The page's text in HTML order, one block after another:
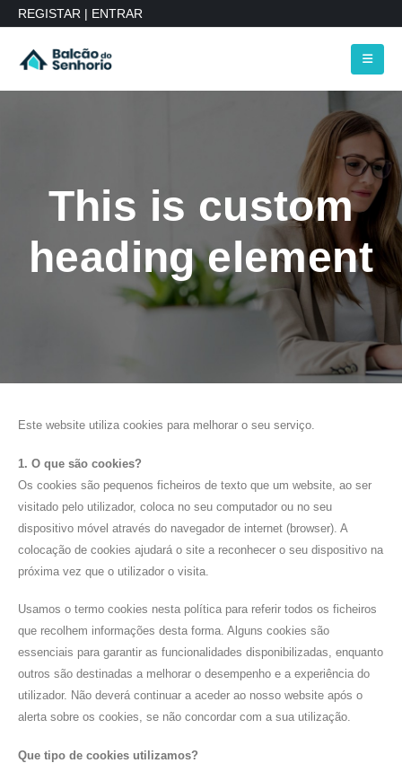
REGISTAR | ENTRAR
This is custom
heading element
Este website utiliza cookies para melhorar o seu serviço.
1. O que são cookies?
Os cookies são pequenos ficheiros de texto que um website, ao ser
visitado pelo utilizador, coloca no seu computador ou no seu
dispositivo móvel através do navegador de internet (browser). A
colocação de cookies ajudará o site a reconhecer o seu dispositivo na
próxima vez que o utilizador o visita.
Usamos o termo cookies nesta política para referir todos os ficheiros
que recolhem informações desta forma. Alguns cookies são
essenciais para garantir as funcionalidades disponibilizadas, enquanto
outros são destinadas a melhorar o desempenho e a experiência do
utilizador. Não deverá continuar a aceder ao nosso website após o
alerta sobre os cookies, se não concordar com a sua utilização.
Que tipo de cookies utilizamos?